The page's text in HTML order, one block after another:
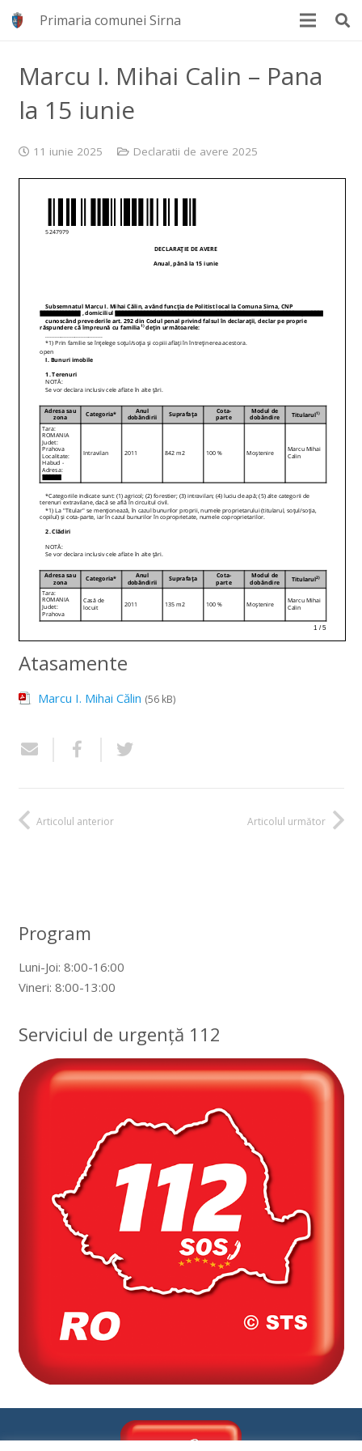
Primaria comunei Sirna
Marcu I. Mihai Calin – Pana
la 15 iunie
11 iunie 2025 Declaratii de avere 2025
Atasamente
Marcu I. Mihai Călin (56 kB)
Articolul anterior Articolul următor
Program
Luni-Joi: 8:00-16:00
Vineri: 8:00-13:00
Serviciul de urgență 112